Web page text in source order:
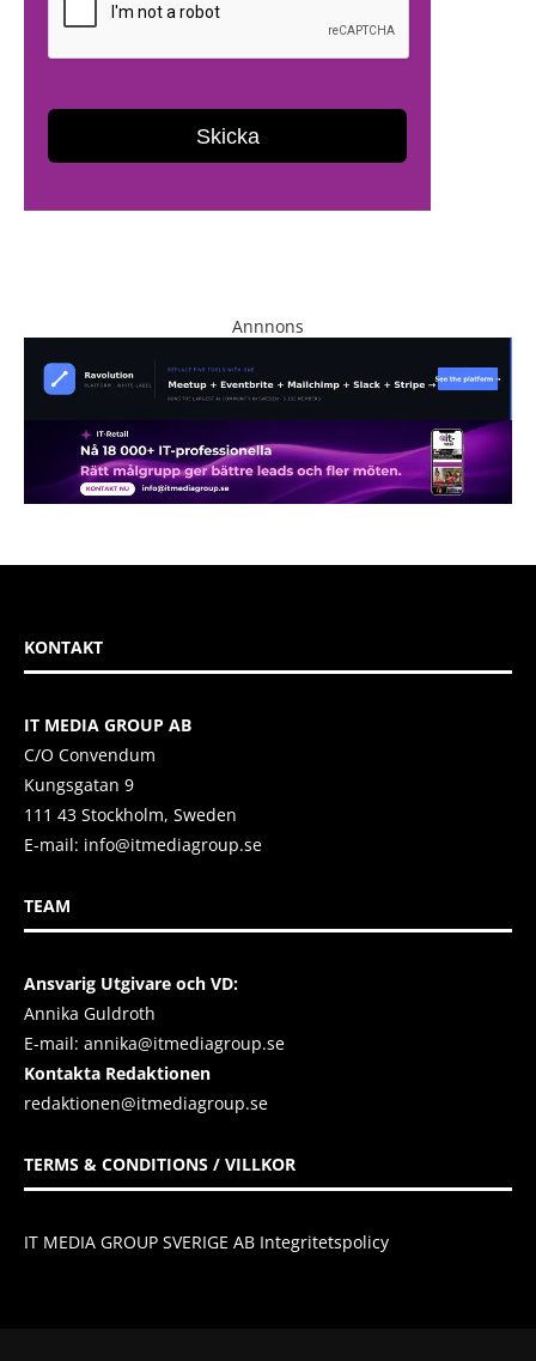
Annnons
KONTAKT
IT MEDIA GROUP AB
C/O Convendum
Kungsgatan 9
111 43 Stockholm, Sweden
E-mail: info@itmediagroup.se
TEAM
Ansvarig Utgivare och VD:
Annika Guldroth
E-mail: annika@itmediagroup.se
Kontakta Redaktionen
redaktionen@itmediagroup.se
TERMS & CONDITIONS / VILLKOR
IT MEDIA GROUP SVERIGE AB Integritetspolicy